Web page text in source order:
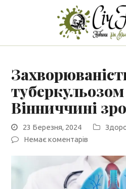
Вінниччині
23 Березня, 2024
Немає коментарів